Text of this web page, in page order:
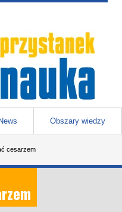
News Obszary wiedzy
cesarzem